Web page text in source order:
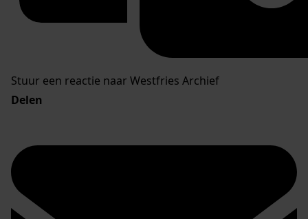
Stuur een reactie naar Westfries Archief
Delen